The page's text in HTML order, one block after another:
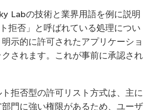
Labの技術と業界用語を例に説明
拒否」と呼ばれている処理につい
示的に許可されたアプリケーショ
されます。これが事前に承認され
拒否型の許可リスト方式は、主に
門に強い権限があるため、ユーザ